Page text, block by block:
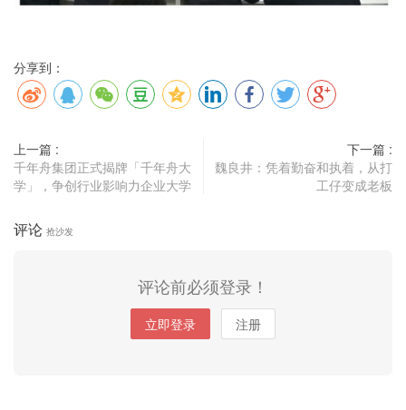
分享到：
上一篇 :
千年舟集团正式揭牌「千年舟大
学」，争创行业影响力企业大学
下一篇 :
魏良井：凭着勤奋和执着，从打
工仔变成老板
评论 抢沙发
评论前必须登录！
立即登录 注册